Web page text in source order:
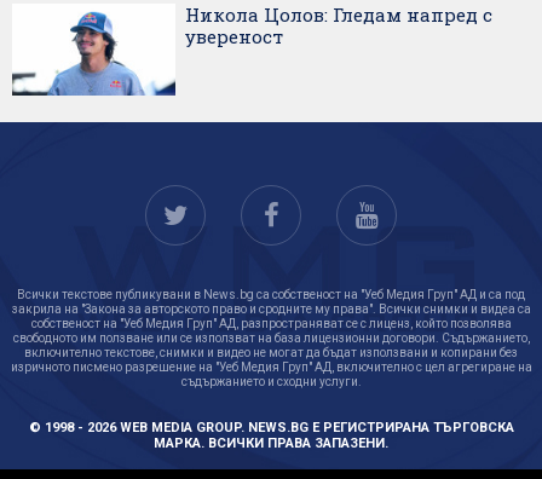
Никола Цолов: Гледам напред с
увереност
Всички текстове публикувани в News.bg са собственост на "Уеб Медия Груп" АД и са под
закрила на "Закона за авторското право и сродните му права". Всички снимки и видеа са
собственост на "Уеб Медия Груп" АД, разпространяват се с лиценз, който позволява
свободното им ползване или се използват на база лицензионни договори. Съдържанието,
включително текстове, снимки и видео не могат да бъдат използвани и копирани без
изричното писмено разрешение на "Уеб Медия Груп" АД, включително с цел агрегиране на
съдържанието и сходни услуги.
© 1998 - 2026 WEB MEDIA GROUP. NEWS.BG Е РЕГИСТРИРАНА ТЪРГОВСКА
МАРКА. ВСИЧКИ ПРАВА ЗАПАЗЕНИ.